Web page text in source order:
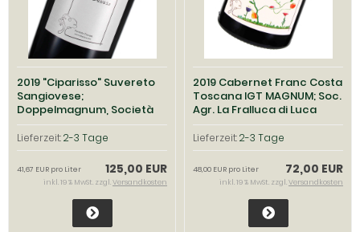
2019 "Ciparisso" Suvereto
Sangiovese;
Doppelmagnum, Società
Agricola La Fralluca
Lieferzeit:2-3 Tage
125,00 EUR
41,67 EUR pro Liter
inkl. 19 % MwSt. zzgl.Versandkosten
2019 Cabernet Franc Costa
Toscana IGT MAGNUM; Soc.
Agr. La Fralluca di Luca
Recine
Lieferzeit:2-3 Tage
72,00 EUR
48,00 EUR pro Liter
inkl. 19 % MwSt. zzgl.Versandkosten